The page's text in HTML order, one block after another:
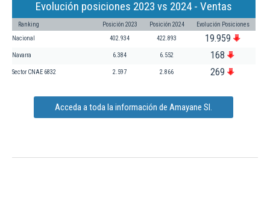
Evolución posiciones 2023 vs 2024 - Ventas
Ranking Posición 2023 Posición 2024 Evolución Posiciones
Nacional 402.934 422.893 19.959
Navarra 6.384 6.552 168
Sector CNAE 6832 2.597 2.866 269
Acceda a toda la información de Amayane Sl.